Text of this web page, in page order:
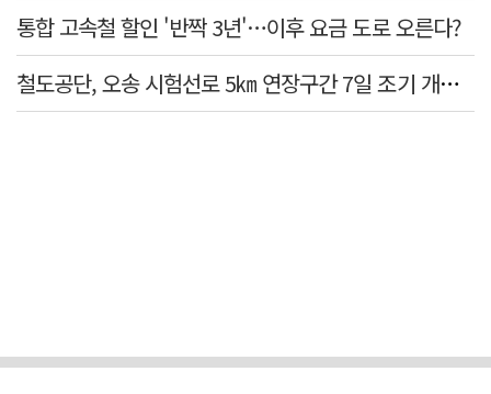
통합 고속철 할인 '반짝 3년'…이후 요금 도로 오른다?
철도공단, 오송 시험선로 5㎞ 연장구간 7일 조기 개통…LA 메트로 사업 지원